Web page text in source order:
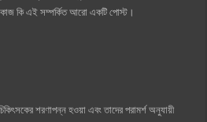
কাজ কি এই সম্পর্কিত আরো একটি পোস্ট।
শরণাপন্ন হওয়া এবং তাদের পরামর্শ অনুযায়ী